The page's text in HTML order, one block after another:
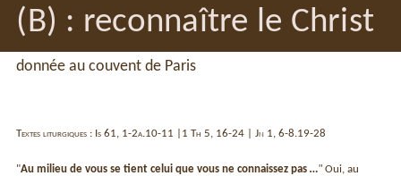
(B) : reconnaître le Christ
donnée au couvent de Paris
Textes liturgiques : Is 61, 1-2a.10-11 |1 Th 5, 16-24 | Jn 1, 6-8.19-28
"Au milieu de vous se tient celui que vous ne connaissez pas…" Oui, au